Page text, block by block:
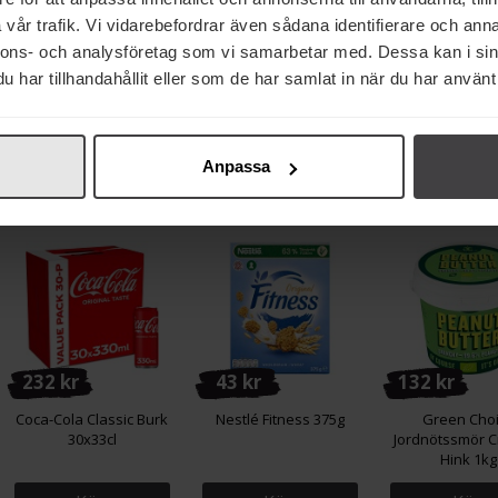
trafik. Vi vidarebefordrar även sådana identifierare och
och analysföretag som vi samarbetar med. Dessa kan i
har tillhandahållit eller som de har samlat in när du har
Anpassa
32 kr
Oatly iKaffe Barista
Edition Havredryck 1,5L
Köp
90 kr
Arvid Nordquist Gran Dia
Mellanmörk Brygg 500g
Köp
90 kr
Zoégas Kaffe
Blandning
Köp
232 kr
Coca-Cola Classic Burk
30x33cl
43 kr
Nestlé Fitness 375g
132 kr
Green
Jordnötssmör
Hink 1kg